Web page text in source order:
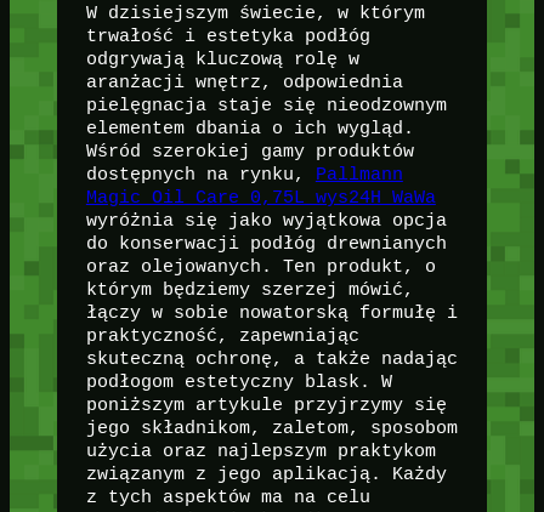
W dzisiejszym świecie, w którym
trwałość i estetyka podłóg
odgrywają kluczową rolę w
aranżacji wnętrz, odpowiednia
pielęgnacja staje się nieodzownym
elementem dbania o ich wygląd.
Wśród szerokiej gamy produktów
dostępnych na rynku, Pallmann
Magic Oil Care 0,75L wys24H WaWa
wyróżnia się jako wyjątkowa opcja
do konserwacji podłóg drewnianych
oraz olejowanych. Ten produkt, o
którym będziemy szerzej mówić,
łączy w sobie nowatorską formułę i
praktyczność, zapewniając
skuteczną ochronę, a także nadając
podłogom estetyczny blask. W
poniższym artykule przyjrzymy się
jego składnikom, zaletom, sposobom
użycia oraz najlepszym praktykom
związanym z jego aplikacją. Każdy
z tych aspektów ma na celu